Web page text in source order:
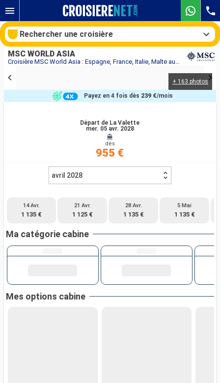
Croisière MSC World Asia : Espagne, France, Italie, Malte au départ de La Valette
MSC WORLD ASIA
+ 163 photos
Départ de La Valette
mer. 05 avr. 2028
dès
955 €
Payez en 4 fois dès 239 €/mois
avril 2028
14 Avr.
1 135 €
21 Avr.
1 125 €
28 Avr.
1 135 €
5 Mai
1 135 €
Ma catégorie cabine
Mes options cabine
Rechercher une croisière
Nos destinations
Compagnies
Rechercher